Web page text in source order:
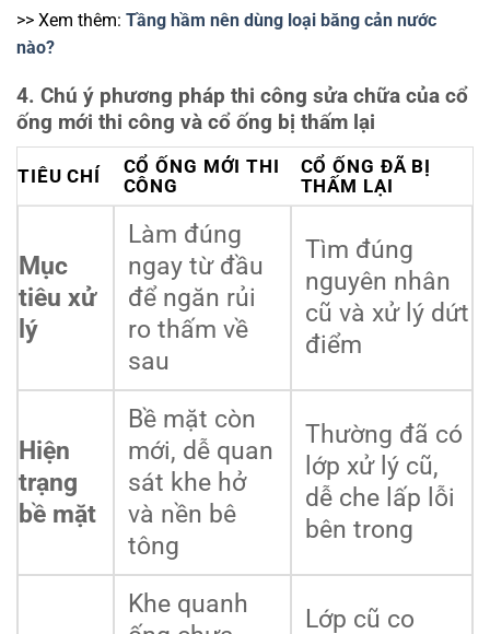
>> Xem thêm: Tầng hầm nên dùng loại băng cản nước
nào?
4. Chú ý phương pháp thi công sửa chữa của cổ
ống mới thi công và cổ ống bị thấm lại
TIÊU CHÍ
CỔ ỐNG MỚI THI
CÔNG
CỔ ỐNG ĐÃ BỊ
THẤM LẠI
Mục
tiêu xử
lý
Làm đúng
ngay từ đầu
để ngăn rủi
ro thấm về
sau
Tìm đúng
nguyên nhân
cũ và xử lý dứt
điểm
Hiện
trạng
bề mặt
Bề mặt còn
mới, dễ quan
sát khe hở
và nền bê
tông
Thường đã có
lớp xử lý cũ,
dễ che lấp lỗi
bên trong
Khe quanh
Lớp cũ co